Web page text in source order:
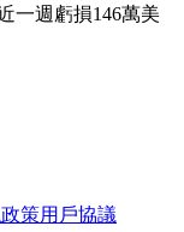
一週虧損146萬美
策用戶協議